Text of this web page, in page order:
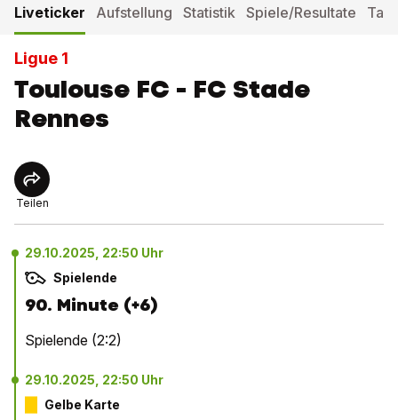
Liveticker Aufstellung Statistik Spiele/Resultate
Ligue 1
Toulouse FC - FC Stade
Rennes
Teilen
29.10.2025, 22:50 Uhr
Spielende
90. Minute (+6)
Spielende (2:2)
29.10.2025, 22:50 Uhr
Gelbe Karte